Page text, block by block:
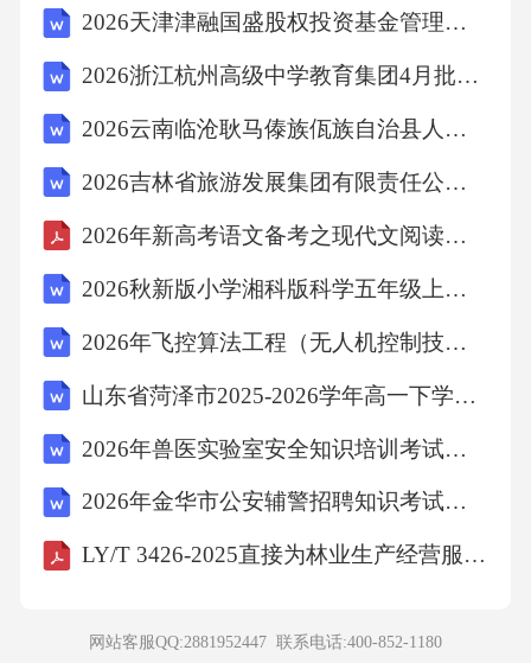
声”。“折竹声”是竹子—产生的，诗人通过声音
判断竹子
折断，说明声音可以传递一。
11.飞机在高空播撤干冰实施人工增雨时，干冰
迅速—成气体，吸收大量热量，使空气中的水
蒸气遇
化成小水滴，形成降雨。
12.如图，秒表的读数为—s,温度计的读数为一°
转起来，原因是气体受热膨胀后，密
2026天津津融国盛股权投资基金管理有限公司社会招聘1人备考题库及答案详解1套
2026浙江杭州高级中学教育集团4月批次招聘29人笔试备考试题及答案详解
2026云南临沧耿马傣族佤族自治县人民医院招聘6人备考题库含答案详解（培优）
2026吉林省旅游发展集团有限责任公司紧缺医疗专业技术人员专项招聘10人备考题库及答案详解（网校专用）
2026年新高考语文备考之现代文阅读Ⅱ押题训练（八）含答案解析
2026秋新版小学湘科版科学五年级上册教学设计（附目录）适用于新课标
2026年飞控算法工程（无人机控制技术）试题及答案
山东省菏泽市2025-2026学年高一下学期期末考试英语试卷
2026年兽医实验室安全知识培训考试题库(含答案)
2026年金华市公安辅警招聘知识考试题库及答案
LY/T 3426-2025直接为林业生产经营服务工程设施用地规范
网站客服QQ:2881952447 联系电话:400-852-1180